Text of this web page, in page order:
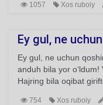
1057 Xos ruboiy
Ey gul, ne
Ey gul, ne uchun
anduh bila yor o‘ldum!
Hajring bila oqibat
754 Xos ruboiy